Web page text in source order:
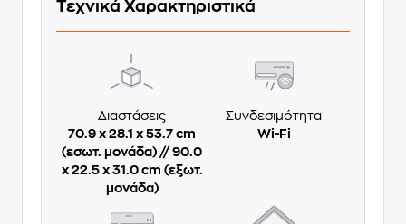
Τεχνικά Χαρακτηριστικά
Διαστάσεις
70.9 x 28.1 x 53.7 cm
(εσωτ. μονάδα) // 90.0
x 22.5 x 31.0 cm (εξωτ.
μονάδα)
Συνδεσιμότητα
Wi-Fi